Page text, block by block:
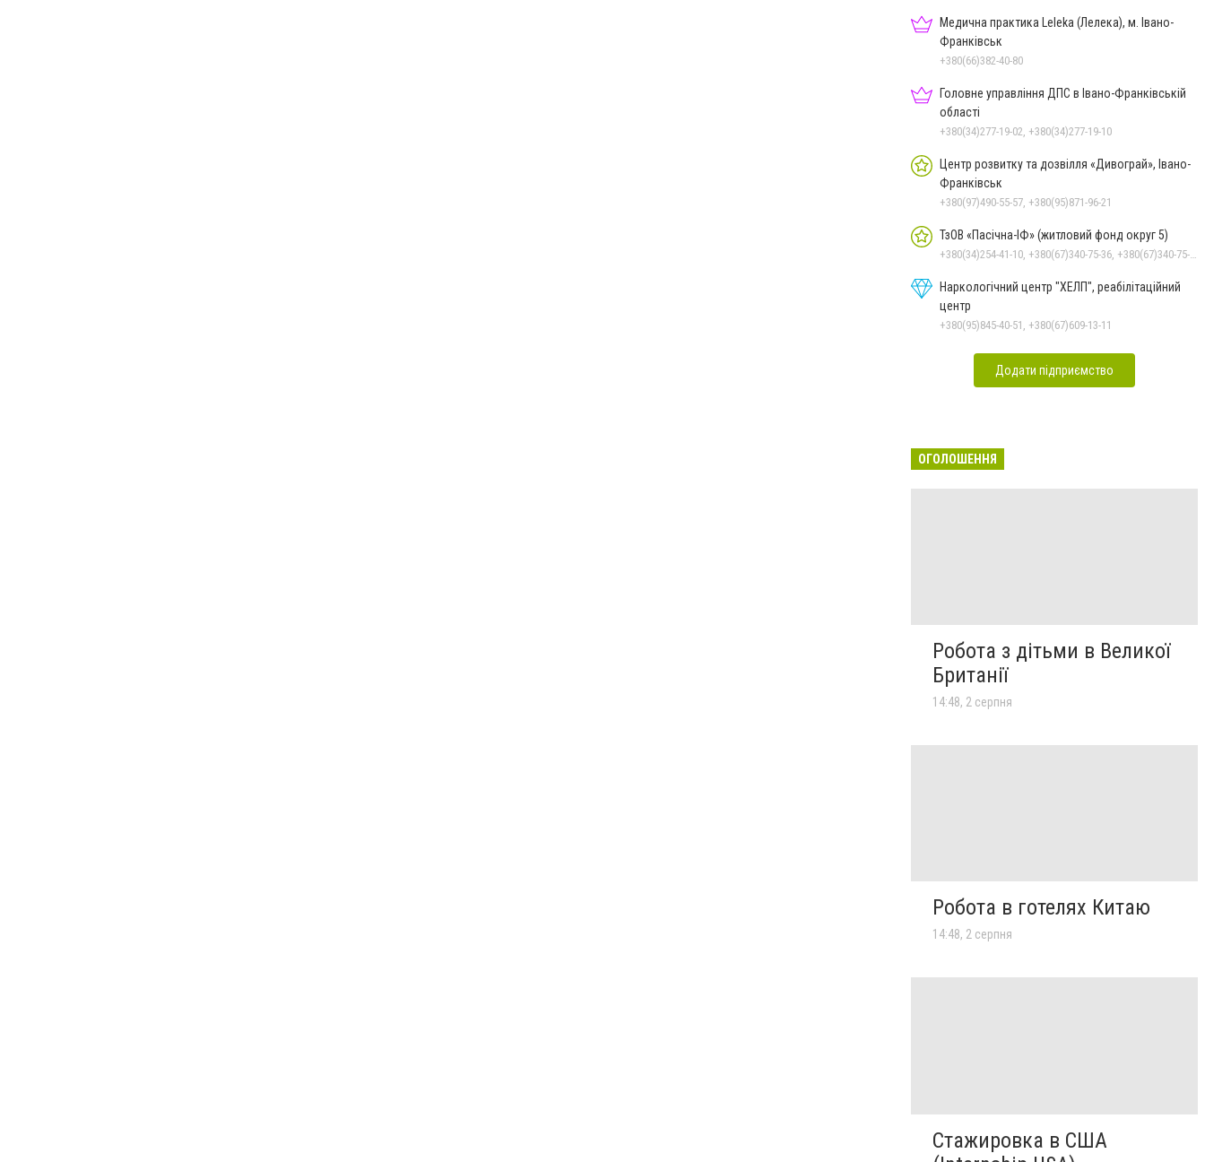
Медична практика Leleka (Лелека), м. Івано-
Франківськ
+380(66)382-40-80
Головне управління ДПС в Івано-Франківській
області
+380(34)277-19-02, +380(34)277-19-10
Центр розвитку та дозвілля «Дивограй», Івано-
Франківськ
+380(97)490-55-57, +380(95)871-96-21
ТзОВ «Пасічна-ІФ» (житловий фонд округ 5)
Наркологічний центр "ХЕЛП", реабілітаційний
центр
+380(95)845-40-51, +380(67)609-13-11
Додати підприємство
ОГОЛОШЕННЯ
Робота з дітьми в Великої
Британії
14:48, 2 серпня
Робота в готелях Китаю
14:48, 2 серпня
Стажировка в США